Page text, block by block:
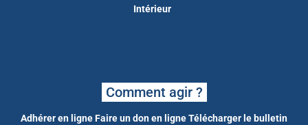
Intérieur
Comment agir ?
Adhérer en ligneFaire un don en ligneTélécharger le bulletin